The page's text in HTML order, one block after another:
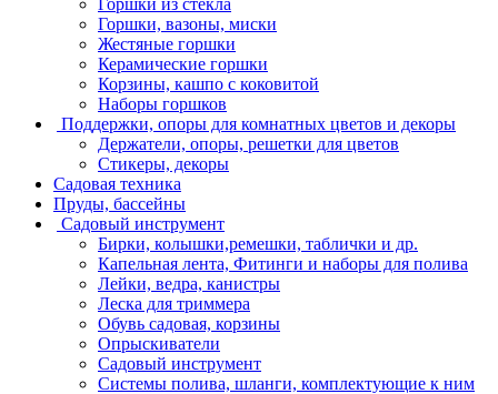
Горшки, вазоны, миски
Жестяные горшки
Керамические горшки
Корзины, кашпо с коковитой
Наборы горшков
Поддержки, опоры для комнатных цветов и декоры
Держатели, опоры, решетки для цветов
Стикеры, декоры
Садовая техника
Пруды, бассейны
Садовый инструмент
Бирки, колышки,ремешки, таблички и др.
Капельная лента, Фитинги и наборы для полива
Лейки, ведра, канистры
Леска для триммера
Обувь садовая, корзины
Опрыскиватели
Садовый инструмент
Системы полива, шланги, комплектующие к ним